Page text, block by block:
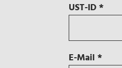
UST-ID*
E-Mail*